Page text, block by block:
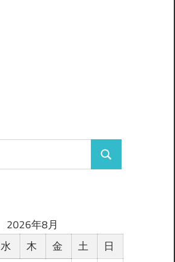
検
2026年8月
水 木 金 土
日